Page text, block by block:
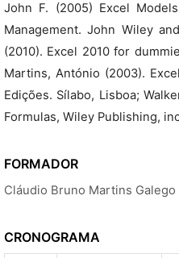
John F. (2005) Excel
Management. John Wiley
(2010). Excel 2010 for
Martins, António (2003).
Edições. Sílabo, Lisboa;
Formulas, Wiley Publishing,
FORMADOR
Cláudio Bruno Martins Galego
CRONOGRAMA